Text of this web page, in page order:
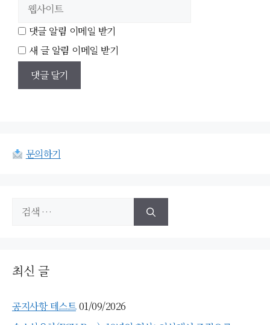
댓글 알림 이메일 받기
새 글 알림 이메일 받기
문의하기
최신 글
공지사항 테스트 01/09/2026